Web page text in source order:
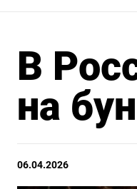
В
на
06.04.2026